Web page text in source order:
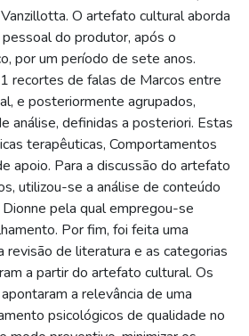
O artefato cultural aborda
do produtor, após o
por um período de sete anos.
recortes de falas de Marcos entre
e posteriormente agrupados,
análise, definidas a posteriori. Estas
terapêuticas, Comportamentos
apoio. Para a discussão do artefato
utilizou-se a análise de conteúdo
pela qual empregou-se
Por fim, foi feita uma
revisão de literatura e as categorias
a partir do artefato cultural. Os
a relevância de uma
psicológicos de qualidade no